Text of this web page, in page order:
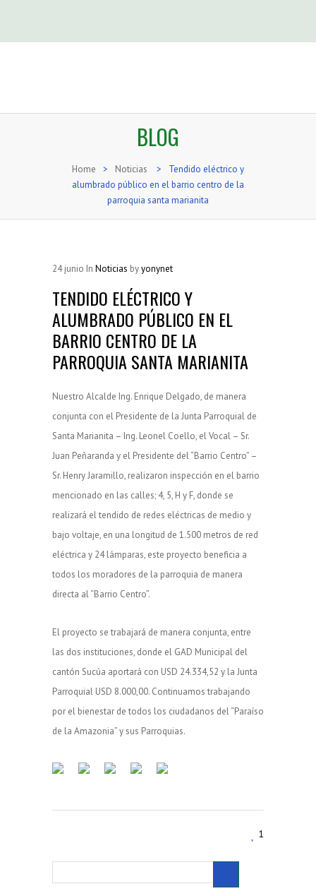
BLOG
Home > Noticias >
Tendido eléctrico y
alumbrado público en el barrio centro de la
parroquia santa marianita
24 junio In Noticias byyonynet
TENDIDO ELÉCTRICO Y
ALUMBRADO PÚBLICO EN EL
BARRIO CENTRO DE LA
PARROQUIA SANTA MARIANITA
Nuestro Alcalde Ing. Enrique Delgado, de manera
conjunta con el Presidente de la Junta Parroquial de
Santa Marianita – Ing. Leonel Coello, el Vocal – Sr.
Juan Peñaranda y el Presidente del “Barrio Centro” –
Sr. Henry Jaramillo, realizaron inspección en el barrio
mencionado en las calles; 4, 5, H y F, donde se
realizará el tendido de redes eléctricas de medio y
bajo voltaje, en una longitud de 1.500 metros de red
eléctrica y 24 lámparas, este proyecto beneficia a
todos los moradores de la parroquia de manera
directa al “Barrio Centro”.
El proyecto se trabajará de manera conjunta, entre
las dos instituciones, donde el GAD Municipal del
cantón Sucúa aportará con USD 24.334,52 y la Junta
Parroquial USD 8.000,00. Continuamos trabajando
por el bienestar de todos los ciudadanos del “Paraíso
de la Amazonia” y sus Parroquias.
1